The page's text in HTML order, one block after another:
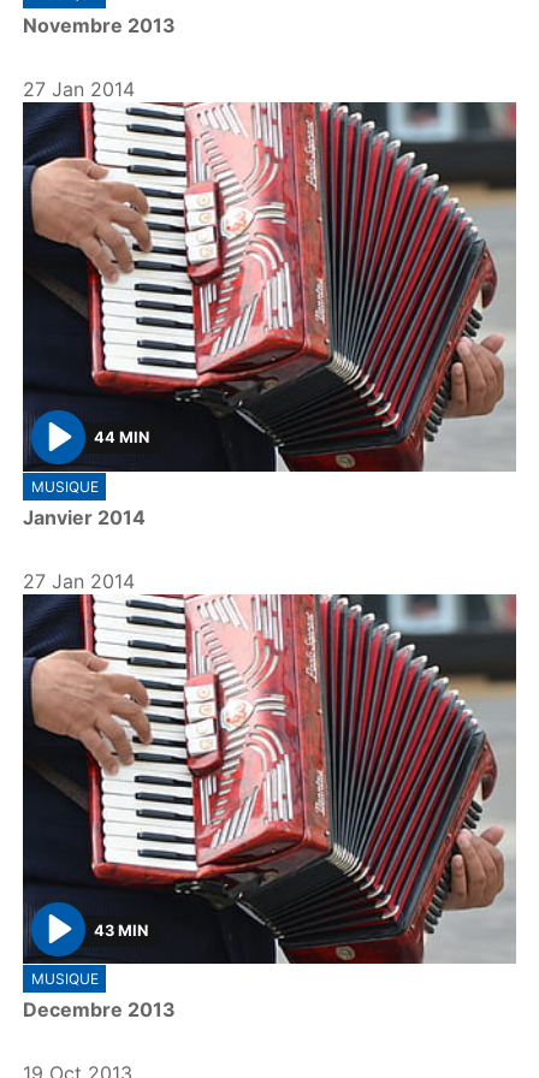
a
Novembre 2013
27 Jan 2014
P
l
a
44 MIN
MUSIQUE
Janvier 2014
27 Jan 2014
P
l
a
43 MIN
MUSIQUE
Decembre 2013